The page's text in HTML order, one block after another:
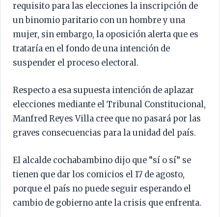
requisito para las elecciones la inscripción de
un binomio paritario con un hombre y una
mujer, sin embargo, la oposición alerta que es
trataría en el fondo de una intención de
suspender el proceso electoral.
Respecto a esa supuesta intención de aplazar
elecciones mediante el Tribunal Constitucional,
Manfred Reyes Villa cree que no pasará por las
graves consecuencias para la unidad del país.
El alcalde cochabambino dijo que “sí o sí” se
tienen que dar los comicios el 17 de agosto,
porque el país no puede seguir esperando el
cambio de gobierno ante la crisis que enfrenta.